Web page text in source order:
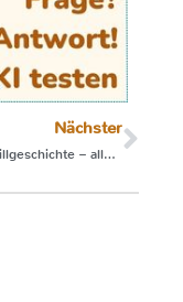
Nächster
Unsere Stillgeschichte – aller guten Dinge sind drei